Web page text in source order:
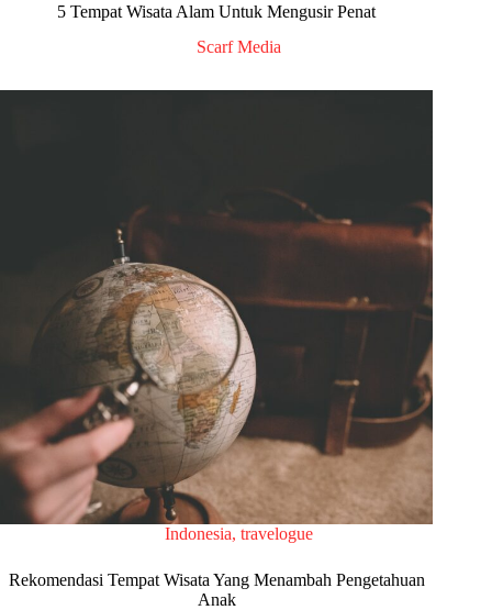
5 Tempat Wisata Alam Untuk Mengusir Penat
Scarf Media
Indonesia, travelogue
Rekomendasi Tempat Wisata Yang Menambah Pengetahuan
Anak